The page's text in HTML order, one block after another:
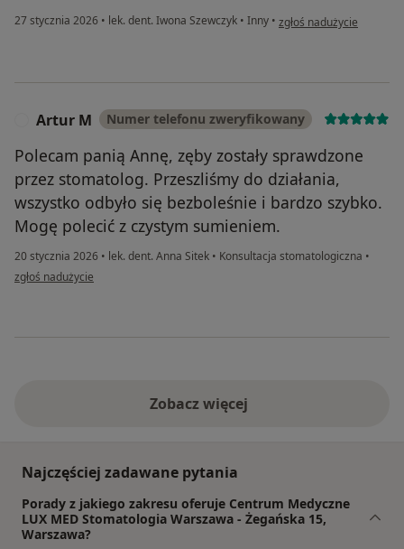
27 stycznia 2026 • lek. dent. Iwona Szewczyk • Inny • w opinii użytkownika
zgłoś nadużycie
Artur M Numer telefonu zweryfikowany
Polecam panią Annę, zęby zostały sprawdzone
przez stomatolog. Przeszliśmy do działania,
wszystko odbyło się bezboleśnie i bardzo szybko.
Mogę polecić z czystym sumieniem.
20 stycznia 2026 • lek. dent. Anna Sitek • Konsultacja stomatologiczna •
w opinii użytkownika Artur M
zgłoś nadużycie
Zobacz więcej
Najczęściej zadawane pytania
Porady z jakiego zakresu oferuje Centrum Medyczne
LUX MED Stomatologia Warszawa - Żegańska 15,
Warszawa?